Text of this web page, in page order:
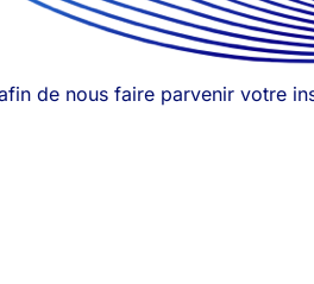
de nous faire parvenir votre